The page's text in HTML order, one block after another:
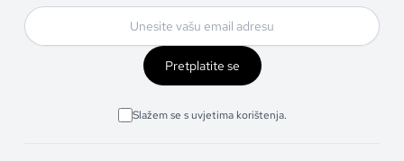
Pretplatite se
Slažem se s uvjetima korištenja.